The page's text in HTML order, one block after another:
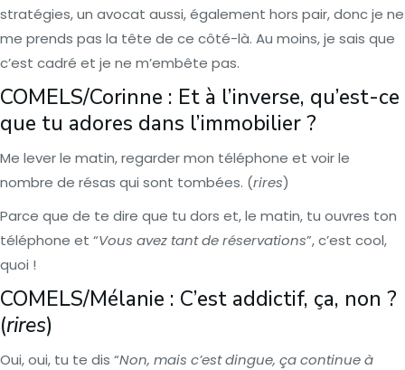
stratégies, un avocat aussi, également hors pair, donc je ne
me prends pas la tête de ce côté-là. Au moins, je sais que
c’est cadré et je ne m’embête pas.
COMELS/Corinne : Et à l’inverse, qu’est-ce
que tu adores dans l’immobilier ?
Me lever le matin, regarder mon téléphone et voir le
nombre de résas qui sont tombées. (rires)
Parce que de te dire que tu dors et, le matin, tu ouvres ton
téléphone et “Vous avez tant de réservations”, c’est cool,
quoi !
COMELS/Mélanie : C’est addictif, ça, non ?
(rires)
Oui, oui, tu te dis “Non, mais c’est dingue, ça continue à